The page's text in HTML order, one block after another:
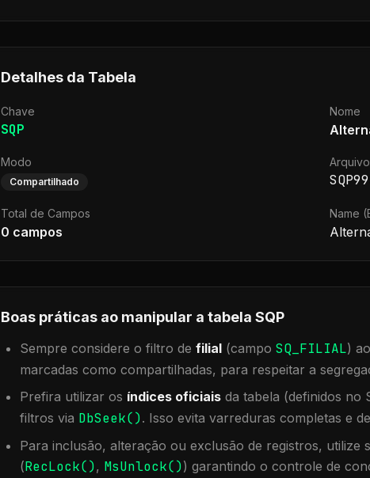
Detalhes da Tabela
Chave
SQP
Nome
Modo
Compartilhado
Arquivo
Total de Campos
0 campos
Name
Boas práticas ao manipular a tabela SQP
Sempre considere o filtro de filial (campo SQ_FILIAL)
marcadas como compartilhadas, para respeitar a
Prefira utilizar os índices oficiais da tabela (definidos no
filtros via DbSeek(). Isso evita varreduras completas e
Para inclusão, alteração ou exclusão de registros, utilize
(RecLock(), MsUnlock()) garantindo o controle de